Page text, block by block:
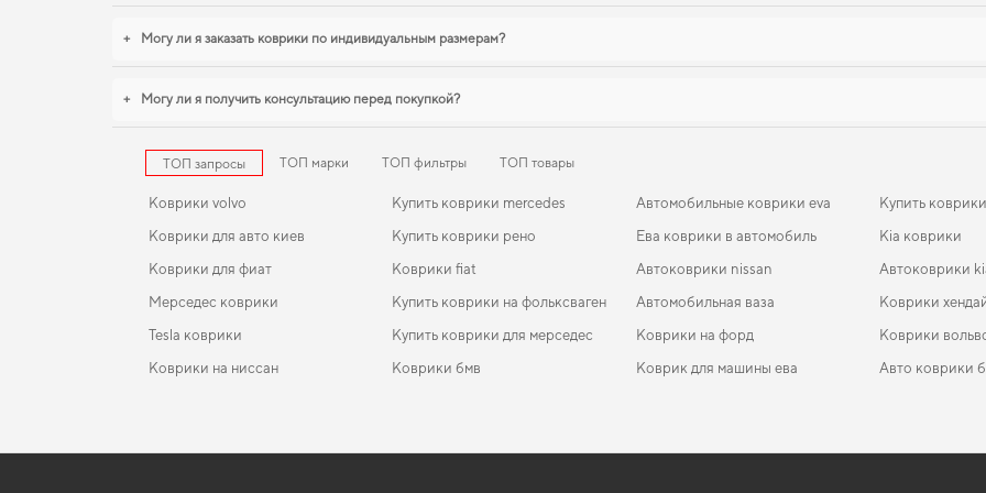
+ Могу ли я заказать коврики по индивидуальным размерам?
+ Могу ли я получить консультацию перед покупкой?
ТОП запросы ТОП марки ТОП фильтры ТОП товары
Коврики volvo
Коврики для авто киев
Коврики для фиат
Мерседес коврики
Tesla коврики
Коврики на ниссан
Купить коврики mercedes
Купить коврики рено
Коврики fiat
Купить коврики на фольксваген
Купить коврики для мерседес
Коврики бмв
Автомобильные коврики eva
Ева коврики в автомобиль
Автоковрики nissan
Автомобильная ваза
Коврики на форд
Коврик для машины ева
Купить
Kia коврики
Автоковрики
Коврики
Коврики
Авто коврики